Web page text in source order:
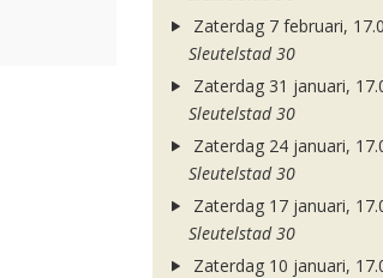
Zaterdag 7 februari,
Sleutelstad 30
Zaterdag 31 januari,
Sleutelstad 30
Zaterdag 24 januari,
Sleutelstad 30
Zaterdag 17 januari,
Sleutelstad 30
Zaterdag 10 januari,